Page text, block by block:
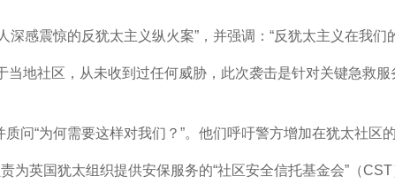
震惊的反犹太主义纵火案”，并强调：“反犹太主义在我们
地社区，从未收到过任何威胁，此次袭击是针对关键急救服
“为何需要这样对我们？”。他们呼吁警方增加在犹太社区的
英国犹太组织提供安保服务的“社区安全信托基金会”（